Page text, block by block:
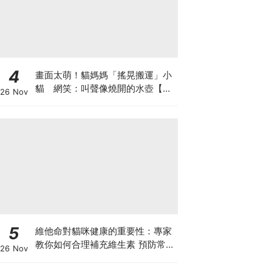
4
26 Nov
畫面太萌！貓媽媽「搖晃搬運」小
貓 網笑：叫聲像燒開的水壺【有
5
26 Nov
維他命對貓咪健康的重要性：專家
教你如何合理補充維生素 預防常見